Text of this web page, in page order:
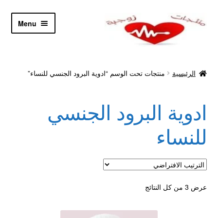
Skip
Skip
Menu
أدوية تكبير و تضخيم العضو
اتصل بنا
اتمام الطلب
ادوية تخسيس
اكسسوارات مثيره
الرئيسية منتجات تحت الوسم “ادوية البرود الجنسي للنساء”
ادوية البرود الجنسي
للنساء
عرض ⁦3⁩ من كل النتائج